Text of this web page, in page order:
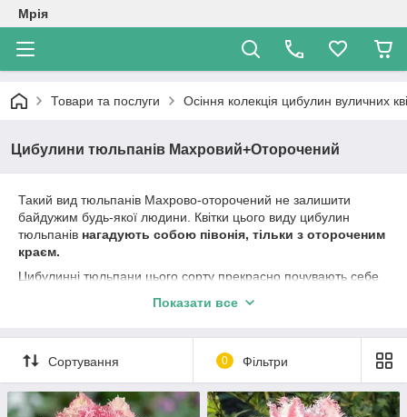
Мрія
Товари та послуги Осіння колекція цибулин вуличних
Цибулини тюльпанів Махровий+Оторочений
Такий вид тюльпанів Махрово-оторочений не залишити
байдужим будь-якої людини. Квітки цього виду цибулин
тюльпанів нагадують собою півонія, тільки з отороченим
краєм.
Цибулинні тюльпани цього сорту прекрасно почувають себе
Квітка тюльпан має діаметр до 10 см і широку гаму кольорів,
тюльпана універсальним. Цвіте тюльпан в кінці квітня, тому
вважається, що він пізній, з тривалістю цвітіння до 3х тижнів
В нашому каталозі Ви зможете замовити різні цибулинні
Показати все
Сортування 0 Фільтри